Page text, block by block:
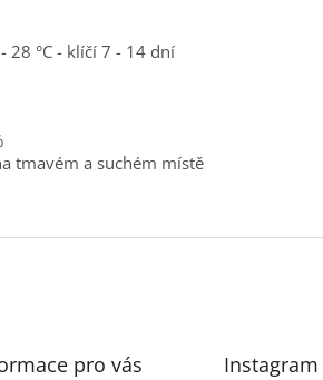
28 °C - klíčí 7 - 14 dní
tmavém a suchém místě
pro vás Instagram